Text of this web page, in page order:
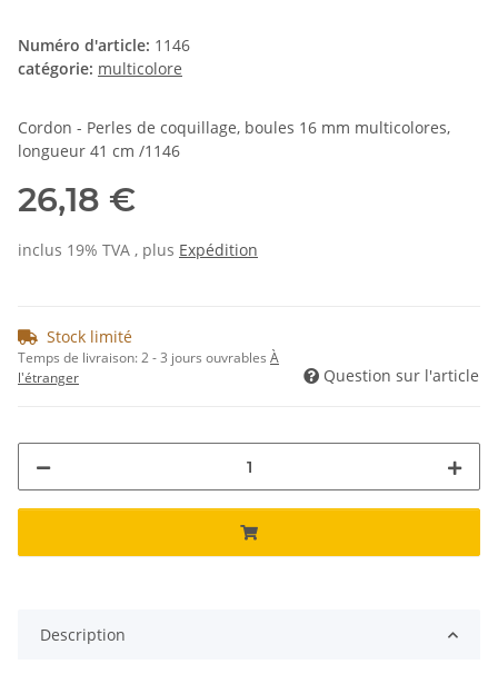
Numéro d'article: 1146
catégorie: multicolore
Cordon - Perles de coquillage, boules 16 mm multicolores,
longueur 41 cm /1146
26,18 €
inclus 19% TVA , plus Expédition
Stock limité
Temps de livraison:2 - 3 jours ouvrables À
l'étranger
Question sur l'article
Description